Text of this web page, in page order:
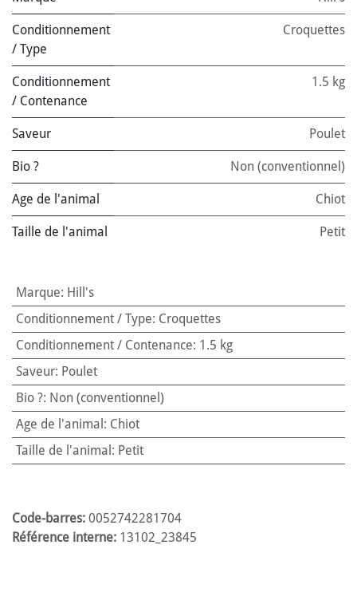
Conditionnement
/ Type
Croquettes
Conditionnement
/ Contenance
1.5 kg
Saveur Poulet
Bio ? Non (conventionnel)
Age de l'animal Chiot
Taille de l'animal Petit
Marque: Hill's
Conditionnement / Type: Croquettes
Conditionnement / Contenance: 1.5 kg
Saveur: Poulet
Bio ?: Non (conventionnel)
Age de l'animal : Chiot
Taille de l'animal : Petit
Code-barres: 0052742281704
Référence interne: 13102_23845